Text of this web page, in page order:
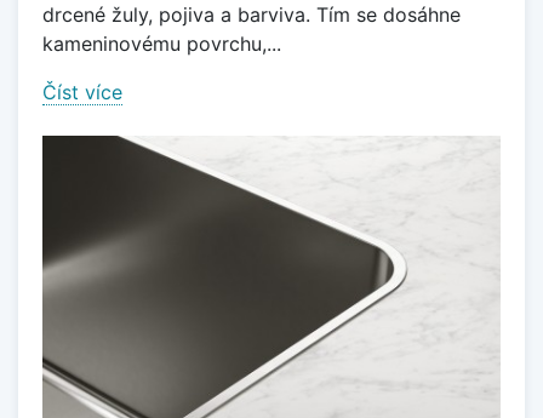
drcené žuly, pojiva a barviva. Tím se dosáhne
kameninovému povrchu,...
Číst více